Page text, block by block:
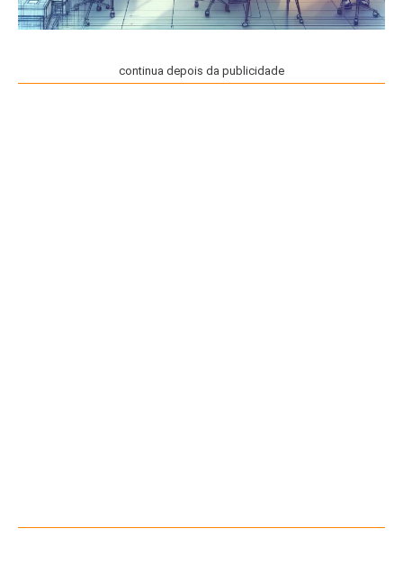
continua depois da publicidade